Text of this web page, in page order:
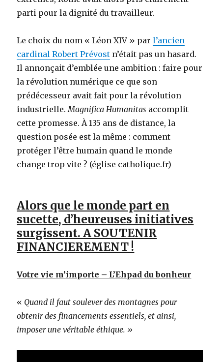
parti pour la dignité du travailleur.
Le choix du nom « Léon XIV » parl’ancien
cardinal Robert Prévost n’était pas un hasard.
Il annonçait d’emblée une ambition : faire pour
la révolution numérique ce que son
prédécesseur avait fait pour la révolution
industrielle.Magnifica Humanitas accomplit
cette promesse. À 135 ans de distance, la
question posée est la même : comment
protéger l’être humain quand le monde
change trop vite ? (église catholique.fr)
Alors que le monde part en
sucette, d’heureuses initiatives
surgissent. A SOUTENIR
FINANCIEREMENT !
Votre vie m’importe – L’Ehpad du bonheur
« Quand il faut soulever des montagnes pour
obtenir des financements essentiels, et ainsi,
imposer une véritable éthique. »